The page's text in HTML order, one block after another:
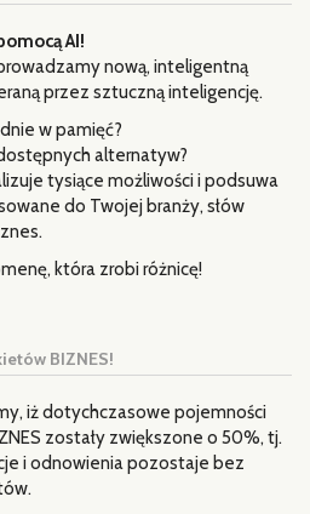
AI!
nową, inteligentną
przez sztuczną inteligencję.
w pamięć?
alternatyw?
tysiące możliwości i podsuwa
do Twojej branży, słów
która zrobi różnicę!
BIZNES!
iż dotychczasowe pojemności
zostały zwiększone o 50%, tj.
i odnowienia pozostaje bez